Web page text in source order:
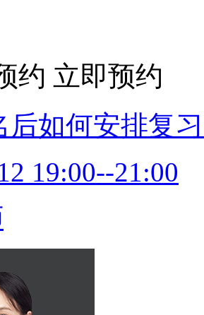
约 立即预约
后如何安排复
19:00--21:00